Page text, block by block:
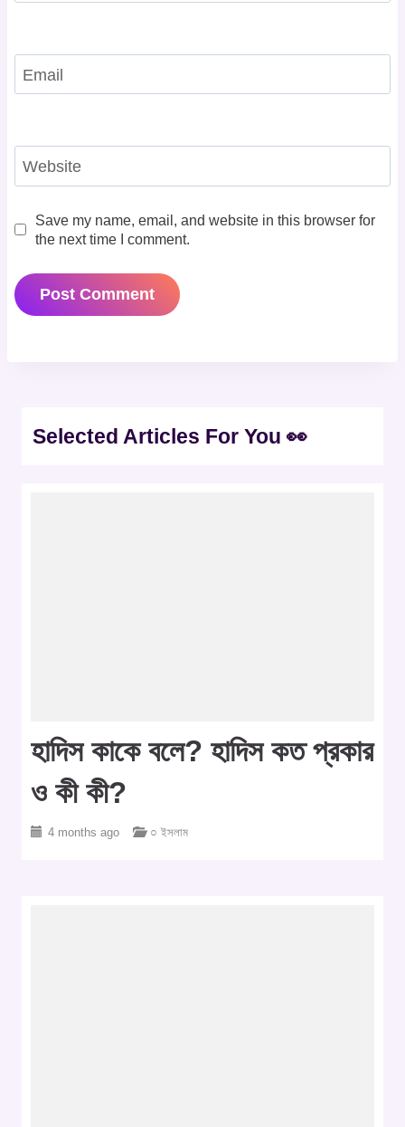
Email
Website
Save my name, email, and website in this browser for
the next time I comment.
Selected Articles For You 👀
হাদিস কাকে বলে? হাদিস কত প্রকার
ও কী কী?
4 months ago ○ ইসলাম